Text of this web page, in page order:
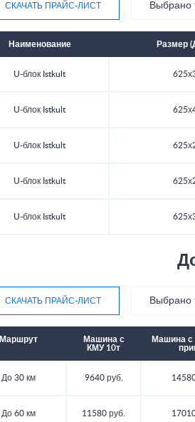
СКАЧАТЬ ПРАЙС-ЛИСТ Выбрано
Наименование Размер
U-блок Istkult
U-блок Istkult
U-блок Istkult
U-блок Istkult
U-блок Istkult
СКАЧАТЬ ПРАЙС-ЛИСТ Выбрано
Маршрут
Машина с
КМУ 10т
Машина с
До 30 км 9640 руб.
До 60 км 11580 руб.